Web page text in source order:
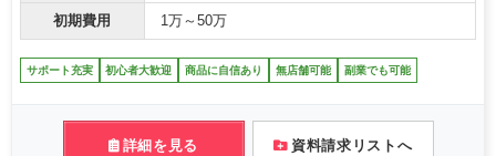
初期費用 1万～50万
サポート充実 初心者大歓迎 商品に自信あり 無店舗可能 副業でも可能
詳細を見る 資料請求リストへ